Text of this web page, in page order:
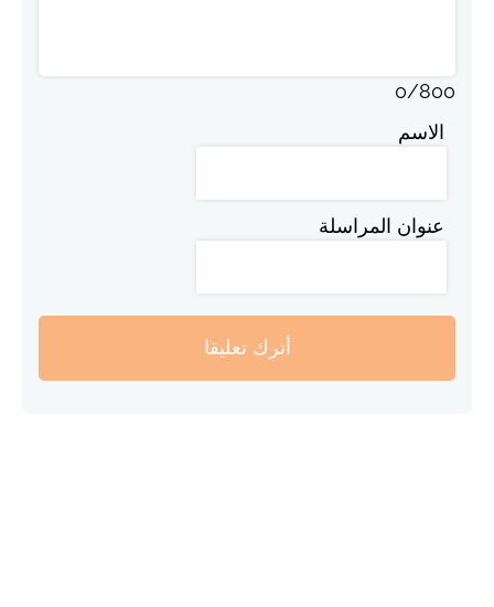
0/800
الاسم
عنوان المراسلة
أترك تعليقا